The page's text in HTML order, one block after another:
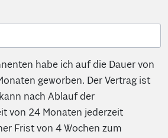
habe ich auf die Dauer von
geworben. Der Vertrag ist
nach Ablauf der
von 24 Monaten jederzeit
Frist von 4 Wochen zum